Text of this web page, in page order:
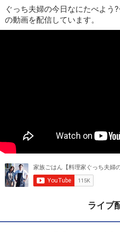
ぐっち夫婦の今日なにたべよう
の動画を配信しています。
ライブ